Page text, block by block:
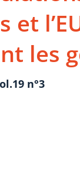
et
les
n°3